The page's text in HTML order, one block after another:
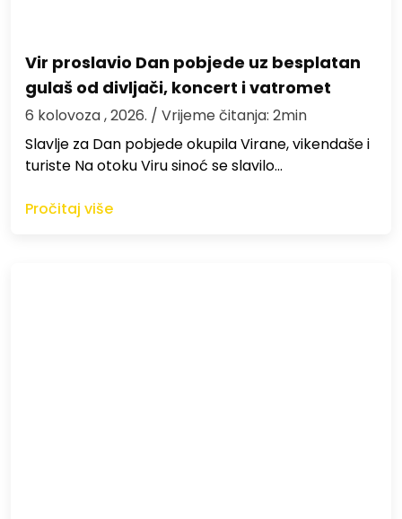
Vir proslavio Dan pobjede uz besplatan
gulaš od divljači, koncert i vatromet
6 kolovoza , 2026. / Vrijeme čitanja: 2min
Slavlje za Dan pobjede okupila Virane, vikendaše i
turiste Na otoku Viru sinoć se slavilo…
Pročitaj više